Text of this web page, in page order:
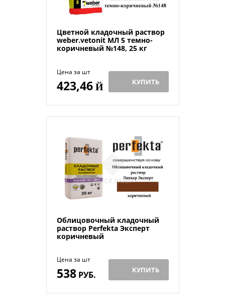
Цветной кладочный раствор
weber.vetonit МЛ 5 темно-
коричневый №148, 25 кг
Цена за шт
423,46Й КУПИТЬ
Облицовочный кладочный
раствор Perfekta Эксперт
коричневый
Цена за шт
538РУБ. КУПИТЬ